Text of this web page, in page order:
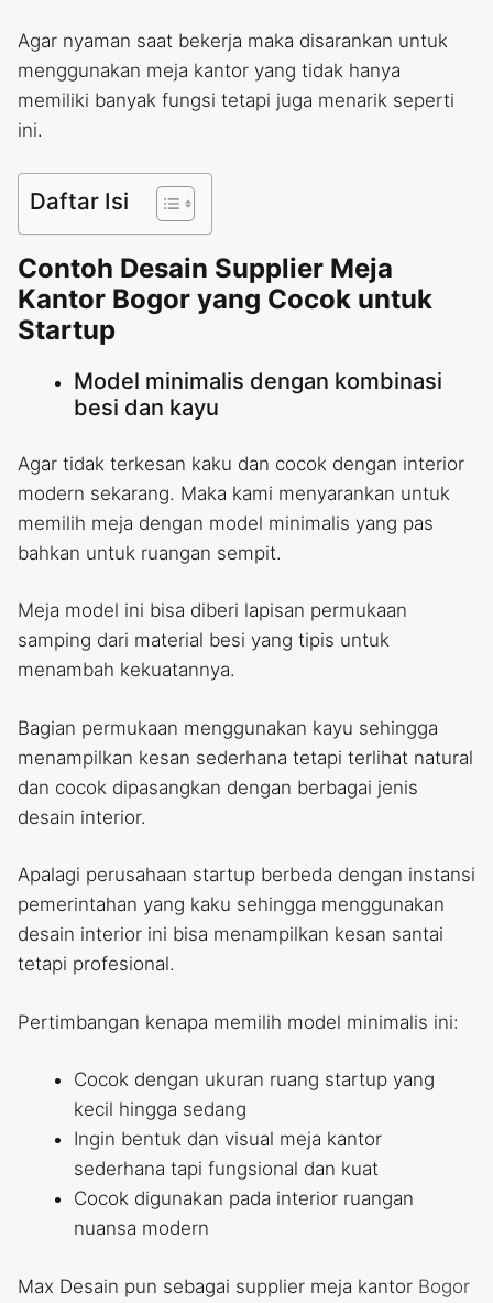
Agar nyaman saat bekerja maka disarankan untuk
menggunakan meja kantor yang tidak hanya
memiliki banyak fungsi tetapi juga menarik seperti
ini.
Daftar Isi
Contoh Desain Supplier Meja
Kantor Bogor yang Cocok untuk
Startup
Model minimalis dengan kombinasi
besi dan kayu
Agar tidak terkesan kaku dan cocok dengan interior
modern sekarang. Maka kami menyarankan untuk
memilih meja dengan model minimalis yang pas
bahkan untuk ruangan sempit.
Meja model ini bisa diberi lapisan permukaan
samping dari material besi yang tipis untuk
menambah kekuatannya.
Bagian permukaan menggunakan kayu sehingga
menampilkan kesan sederhana tetapi terlihat natural
dan cocok dipasangkan dengan berbagai jenis
desain interior.
Apalagi perusahaan startup berbeda dengan instansi
pemerintahan yang kaku sehingga menggunakan
desain interior ini bisa menampilkan kesan santai
tetapi profesional.
Pertimbangan kenapa memilih model minimalis ini:
Cocok dengan ukuran ruang startup yang
kecil hingga sedang
Ingin bentuk dan visual meja kantor
sederhana tapi fungsional dan kuat
Cocok digunakan pada interior ruangan
nuansa modern
Max Desain pun sebagai supplier meja kantor Bogor